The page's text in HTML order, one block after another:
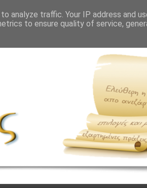
analyze traffic. Your IP address and
to ensure quality of service,